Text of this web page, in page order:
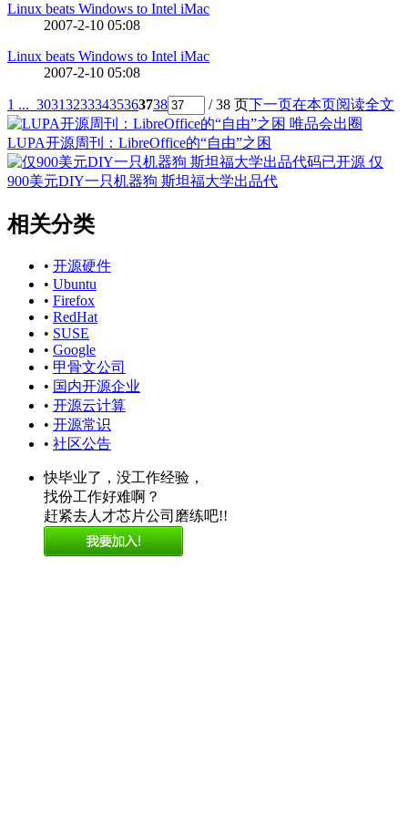
Linux beats Windows to Intel iMac
2007-2-10 05:08
Linux beats Windows to Intel iMac
2007-2-10 05:08
1 ... 303132333435363738 / 38 页下一页在本页阅读全文
LUPA开源周刊：LibreOffice的“自由”之困
仅
900美元DIY一只机器狗 斯坦福大学出品代
相关分类
• 开源硬件
• Ubuntu
• Firefox
• RedHat
• SUSE
• Google
• 甲骨文公司
• 国内开源企业
• 开源云计算
• 开源常识
• 社区公告
快毕业了，没工作经验，
找份工作好难啊？
赶紧去人才芯片公司磨练吧!!